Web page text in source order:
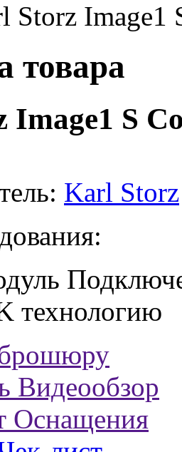
Storz Image1
товара
Image1 S
Karl Storz
технологию
Видеообзор
Оснащения